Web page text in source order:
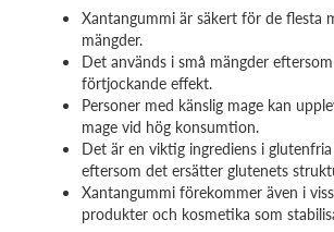
Xantangummi är säkert för de flesta
mängder.
Det används i små mängder
förtjockande effekt.
Personer med känslig mage kan
mage vid hög konsumtion.
Det är en viktig ingrediens i
eftersom det ersätter glutenets
Xantangummi förekommer även i
produkter och kosmetika som